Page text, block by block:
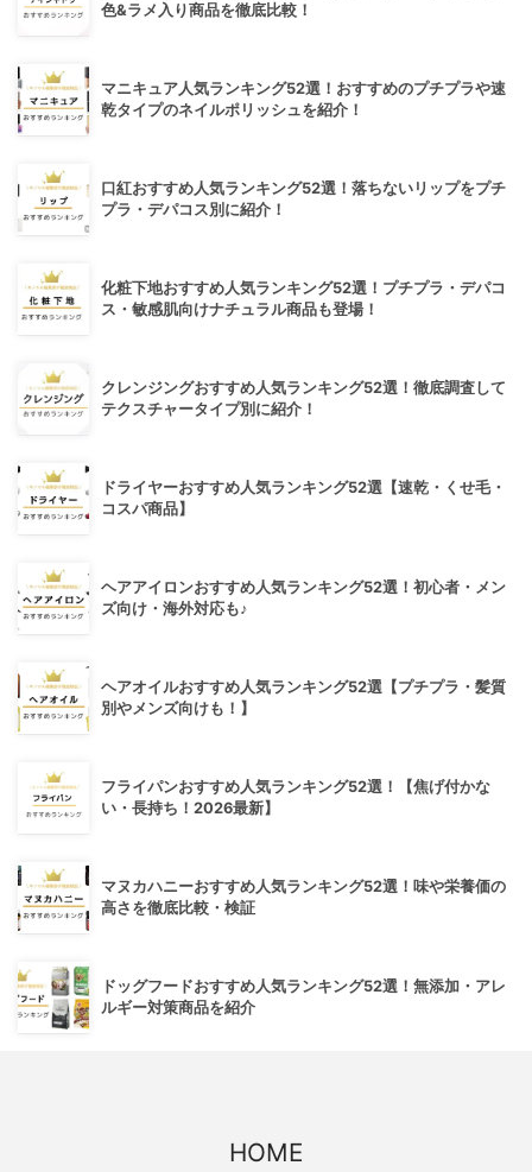
色&ラメ入り商品を徹底比較！
マニキュア人気ランキング52選！おすすめのプチプラや速
乾タイプのネイルポリッシュを紹介！
口紅おすすめ人気ランキング52選！落ちないリップをプチ
プラ・デパコス別に紹介！
化粧下地おすすめ人気ランキング52選！プチプラ・デパコ
ス・敏感肌向けナチュラル商品も登場！
クレンジングおすすめ人気ランキング52選！徹底調査して
テクスチャータイプ別に紹介！
ドライヤーおすすめ人気ランキング52選【速乾・くせ毛・
コスパ商品】
ヘアアイロンおすすめ人気ランキング52選！初心者・メン
ズ向け・海外対応も♪
ヘアオイルおすすめ人気ランキング52選【プチプラ・髪質
別やメンズ向けも！】
フライパンおすすめ人気ランキング52選！【焦げ付かな
い・長持ち！2026最新】
マヌカハニーおすすめ人気ランキング52選！味や栄養価の
高さを徹底比較・検証
ドッグフードおすすめ人気ランキング52選！無添加・アレ
ルギー対策商品を紹介
HOME